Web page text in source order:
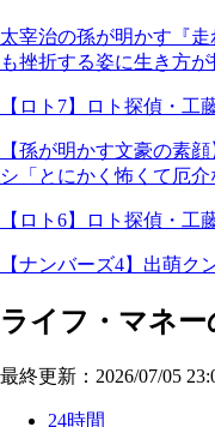
太宰治の孫が明かす『
も挫折する姿に生き方が
【ロト7】ロト探偵・工
【孫が明かす文豪の素
シ「とにかく怖くて厄介
【ロト6】ロト探偵・工
【ナンバーズ4】出萌ク
ライフ・マネ
最終更新：2026/07/05
24時間